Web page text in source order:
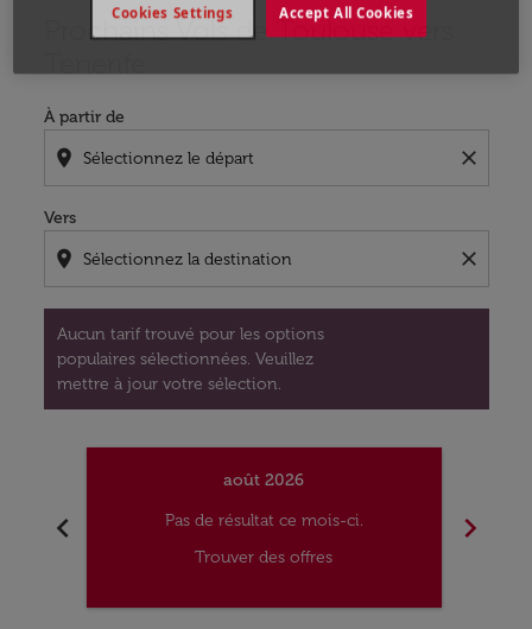
Prochains Vols de Toulouse vers
À partir de
location_on close
Vers
location_on close
Aucun tarif trouvé pour les options
populaires sélectionnées. Veuillez
mettre à jour votre sélection.
Aucun tarif trouvé pour les options populaires
chevron_left
août 2026
Pas de résultat ce mois-ci.
Trouver des offres
chevron_right
Accept All Cookies
Cookies Settings